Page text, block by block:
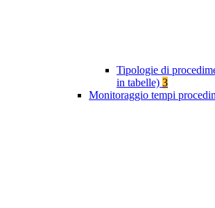
Tipologie di
in tabelle) 3
Monitoraggio tempi